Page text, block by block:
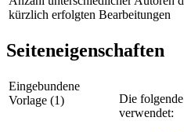
kürzlich erfolgten Bearbeitungen
Seiteneigenschaften
Eingebundene
Vorlage (1)
Die
verwendet: